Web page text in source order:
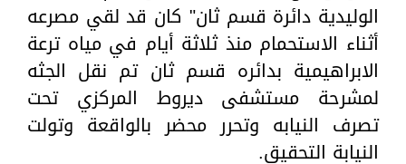
الوليدية دائرة قسم ثان" كان قد لقي مصرعه
أثناء الاستحمام منذ ثلاثة أيام في مياه ترعة
الابراهيمية بدائره قسم ثان تم نقل الجثه
لمشرحة مستشفى ديروط المركزي تحت
تصرف النيابه وتحرر محضر بالواقعة وتولت
النيابة التحقيق.